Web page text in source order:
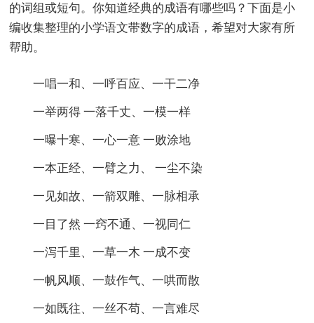
的词组或短句。你知道经典的成语有哪些吗？下面是小
编收集整理的小学语文带数字的成语，希望对大家有所
帮助。
一唱一和、一呼百应、一干二净
一举两得 一落千丈、一模一样
一曝十寒、一心一意 一败涂地
一本正经、一臂之力、 一尘不染
一见如故、一箭双雕、一脉相承
一目了然 一窍不通、一视同仁
一泻千里、一草一木 一成不变
一帆风顺、一鼓作气、一哄而散
一如既往、一丝不苟、一言难尽